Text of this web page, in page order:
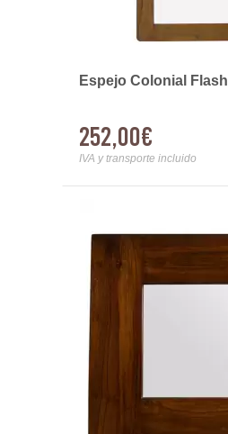
Espejo Colonial
252,00€
IVA y transporte incluido